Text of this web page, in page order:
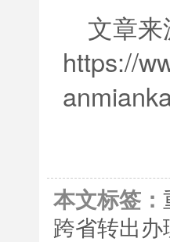
文章来
https://
本文标签：
跨省转出办